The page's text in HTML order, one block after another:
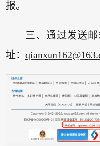
报。
三、通过发送
址：